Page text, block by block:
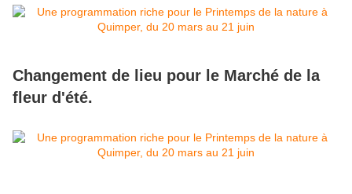
Changement de lieu pour le Marché de la
fleur d'été.